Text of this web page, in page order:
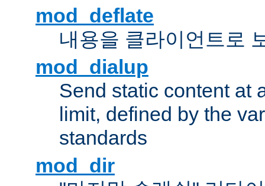
mod_deflate
내용을 클라이언트로
mod_dialup
Send static content at
limit, defined by the
standards
mod_dir